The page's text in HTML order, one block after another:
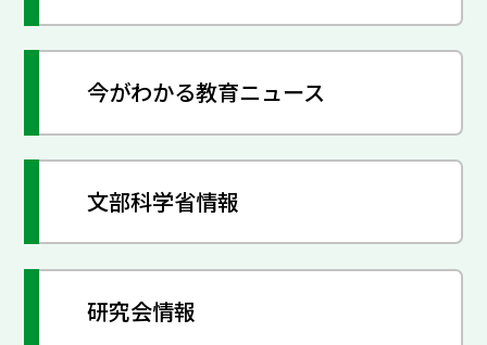
今がわかる教育ニュース
文部科学省情報
研究会情報